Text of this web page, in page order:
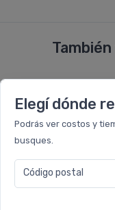
Elegí dónde
Podrás ver costos y
busques.
Código postal
COMBO